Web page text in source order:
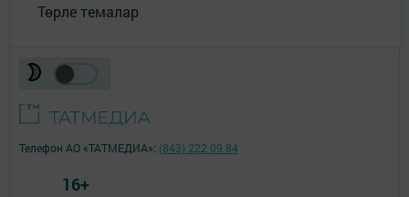
Төрле темалар
Телефон АО «ТАТМЕДИА»: (843) 222 09 84
16+